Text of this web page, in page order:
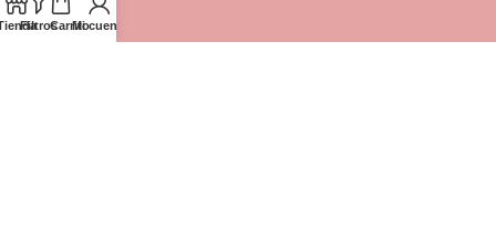
TIENDA
FiltrosCarritoMi cuenta